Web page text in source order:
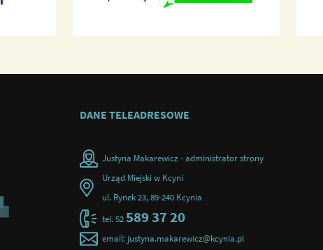
DANE TELEADRESOWE
Justyna Makarewicz - administrator strony
Urząd Miejski w Kcyni
ul. Rynek 23, 89-240 Kcynia
tel. 52 589 37 20
email: justyna.makarewicz@kcynia.pl